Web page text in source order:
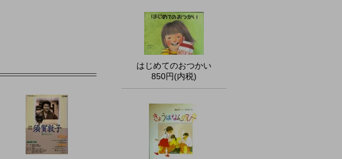
はじめてのおつかい
850円(内税)